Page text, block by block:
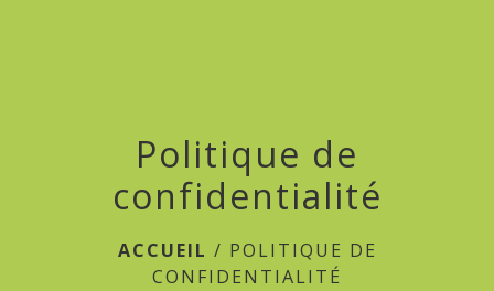
Politique de
confidentialité
ACCUEIL / POLITIQUE DE
CONFIDENTIALITÉ